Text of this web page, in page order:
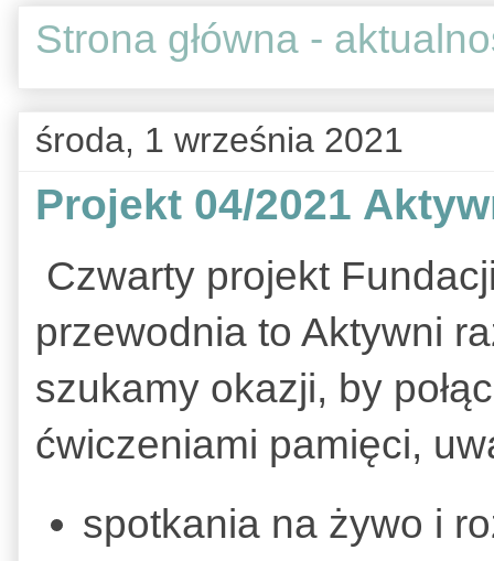
Strona główna -
środa, 1 września 2021
Projekt 04/2021
Czwarty projekt
przewodnia to Aktywni
szukamy okazji, by
ćwiczeniami pamięci,
spotkania na żywo i